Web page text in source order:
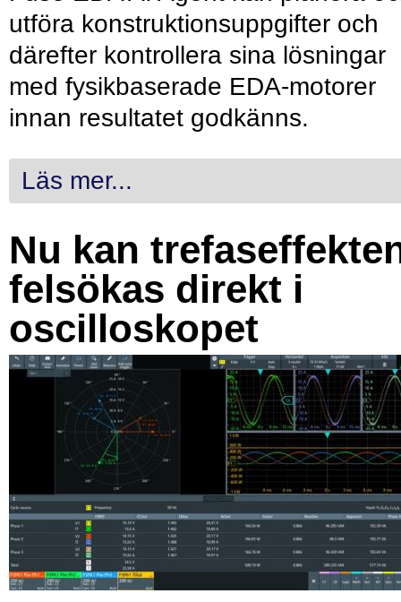
utföra konstruktionsuppgifter och
därefter kontrollera sina lösningar
med fysikbaserade EDA-motorer
innan resultatet godkänns.
Läs mer...
Nu kan
felsökas direkt i
oscilloskopet